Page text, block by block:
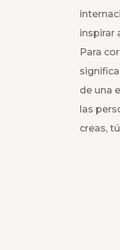
inspirar
Para
de una
las
creas,